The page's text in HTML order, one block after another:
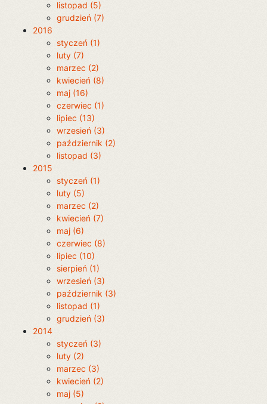
listopad (5)
grudzień (7)
2016
styczeń (1)
luty (7)
marzec (2)
kwiecień (8)
maj (16)
czerwiec (1)
lipiec (13)
wrzesień (3)
październik (2)
listopad (3)
2015
styczeń (1)
luty (5)
marzec (2)
kwiecień (7)
maj (6)
czerwiec (8)
lipiec (10)
sierpień (1)
wrzesień (3)
październik (3)
listopad (1)
grudzień (3)
2014
styczeń (3)
luty (2)
marzec (3)
kwiecień (2)
maj (5)